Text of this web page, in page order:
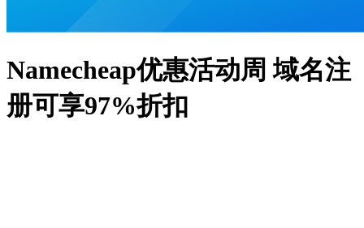
Namecheap优惠活动周 域名注
册可享97%折扣